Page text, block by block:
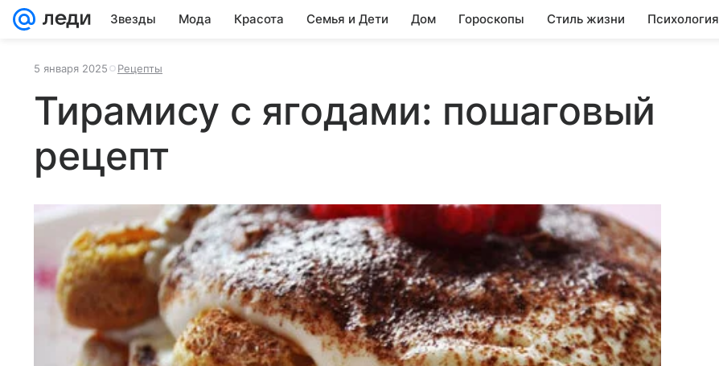
Звезды Мода Красота Семья и Дети Дом Гороскопы Стиль жизни Психология
5 января 2025 Рецепты
Тирамису с ягодами: пошаговый
рецепт